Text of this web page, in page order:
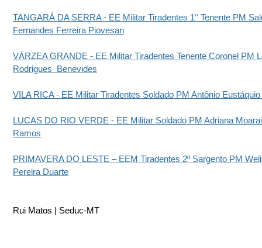
TANGARÁ DA SERRA - EE Militar Tiradentes 1° Tenente PM
Fernandes Ferreira Piovesan
VÁRZEA GRANDE - EE Militar Tiradentes Tenente Coronel PM
Rodrigues  Benevides
VILA RICA - EE Militar Tiradentes Soldado PM Antônio
LUCAS DO RIO VERDE - EE Militar Soldado PM Adriana
Ramos
PRIMAVERA DO LESTE – EEM Tiradentes 2º Sargento PM
Pereira Duarte
Rui Matos | Seduc-MT